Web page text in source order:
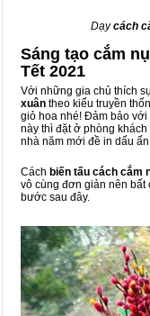
Dạycách
Sáng tạo cắm
Tết 2021
Với những gia chủ thích
xuân theo kiểu truyền
giỏ hoa nhé! Đảm bảo với
này thì đặt ở phòng
nhà năm mới đề in dấu
Cách biến tấu cách cắm
vô cùng đơn giản nên
bước sau đây.